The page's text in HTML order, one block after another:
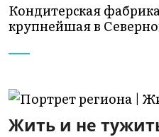
Кондитерская
крупнейшая в
Жить и не